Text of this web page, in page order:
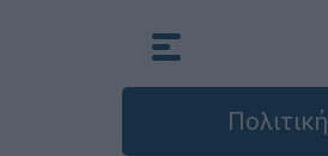
Πολιτική